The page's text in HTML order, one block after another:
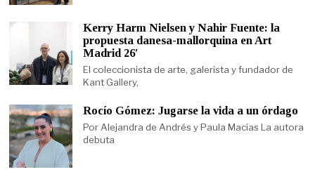
Kerry Harm Nielsen y Nahir Fuente: la
propuesta danesa-mallorquina en Art
Madrid 26′
El coleccionista de arte, galerista y fundador de
Kant Gallery,
Rocío Gómez: Jugarse la vida a un órdago
Por Alejandra de Andrés y Paula Macías La autora
debuta